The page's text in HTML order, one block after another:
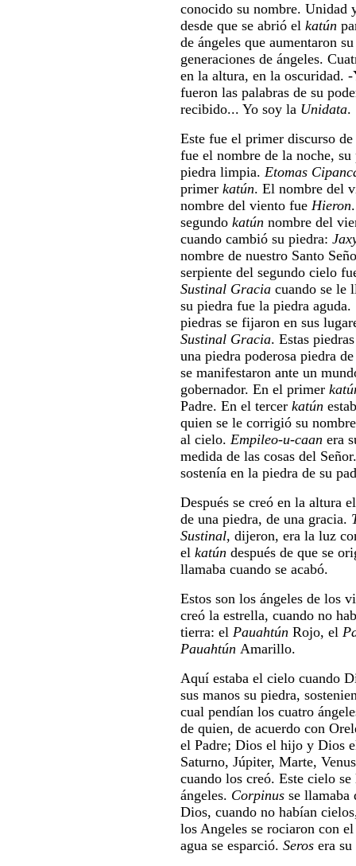
conocido su nombre. Unidad
desde que se abrió el katún
de ángeles que aumentaron
generaciones de ángeles.
en la altura, en la oscuridad.
fueron las palabras de su
recibido... Yo soy la Unidata.
Este fue el primer discurso
fue el nombre de la noche,
piedra limpia. Etomas
primer katún. El nombre del
nombre del viento fue Hieron
segundo katún nombre del
cuando cambió su piedra:
nombre de nuestro Santo
serpiente del segundo cielo
Sustinal Graciacuando se le
su piedra fue la piedra
piedras se fijaron en sus
Sustinal Gracia. Estas
una piedra poderosa piedra
se manifestaron ante un
gobernador. En el primer
Padre. En el tercer katún
quien se le corrigió su
al cielo. Empileo-u-caan era
medida de las cosas del
sostenía en la piedra de su
Después se creó en la altura
de una piedra, de una gracia.
Sustinal, dijeron, era la luz
el katún después de que se
llamaba cuando se acabó.
Estos son los ángeles de los
creó la estrella, cuando no
tierra: el Pauahtún Rojo, el
Pauahtún Amarillo.
Aquí estaba el cielo cuando
sus manos su piedra,
cual pendían los cuatro
de quien, de acuerdo con
el Padre; Dios el hijo y Dios
Saturno, Júpiter, Marte,
cuando los creó. Este cielo
ángeles. Corpinus se llamaba
Dios, cuando no habían
los Angeles se rociaron con
agua se esparció. Seros era